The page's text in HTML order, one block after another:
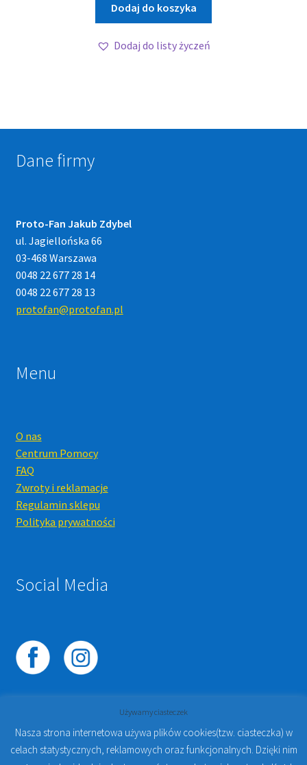
Dodaj do koszyka
Dodaj do listy życzeń
Dane firmy
Proto-Fan Jakub Zdybel
ul. Jagiellońska 66
03-468 Warszawa
0048 22 677 28 14
0048 22 677 28 13
protofan@protofan.pl
Menu
O nas
Centrum Pomocy
FAQ
Zwroty i reklamacje
Regulamin sklepu
Polityka prywatności
Social Media
© 2023PROTO-FAN | Sklep Stomatologiczny Online i
Używamy ciasteczek
Nasza strona internetowa używa plików cookies(tzw. ciasteczka) w
celach statystycznych, reklamowych oraz funkcjonalnych. Dzięki nim